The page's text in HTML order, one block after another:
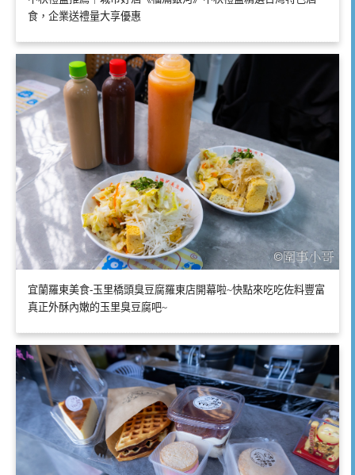
食，企業送禮量大享優惠
宜蘭羅東美食-玉里橋頭臭豆腐羅東店開幕啦~快點來吃吃佐料豐富
真正外酥內嫩的玉里臭豆腐吧~